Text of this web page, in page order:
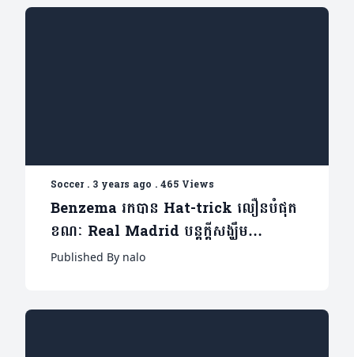
Soccer. 3 years ago .465 Views
Benzema រកបាន Hat-trick លឿនបំផុត
ខណៈ Real Madrid បន្តក្តីសង្ឃឹម
ប្រជែងពាន (មានវីដេអូ)
Published By nalo